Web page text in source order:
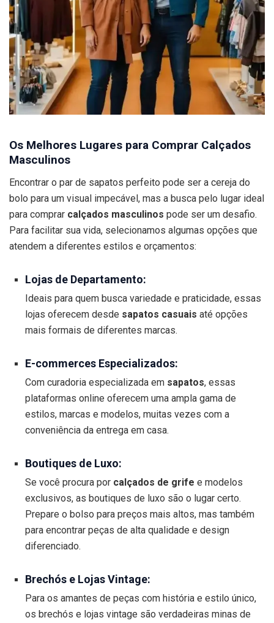
Os Melhores Lugares para Comprar Calçados
Masculinos
Encontrar o par de sapatos perfeito pode ser a cereja do
bolo para um visual impecável, mas a busca pelo lugar ideal
para comprar calçados masculinos pode ser um desafio.
Para facilitar sua vida, selecionamos algumas opções que
atendem a diferentes estilos e orçamentos:
Lojas de Departamento:
Ideais para quem busca variedade e praticidade, essas
lojas oferecem desde sapatos casuais até opções
mais formais de diferentes marcas.
E-commerces Especializados:
Com curadoria especializada em sapatos, essas
plataformas online oferecem uma ampla gama de
estilos, marcas e modelos, muitas vezes com a
conveniência da entrega em casa.
Boutiques de Luxo:
Se você procura por calçados de grife e modelos
exclusivos, as boutiques de luxo são o lugar certo.
Prepare o bolso para preços mais altos, mas também
para encontrar peças de alta qualidade e design
diferenciado.
Brechós e Lojas Vintage:
Para os amantes de peças com história e estilo único,
os brechós e lojas vintage são verdadeiras minas de